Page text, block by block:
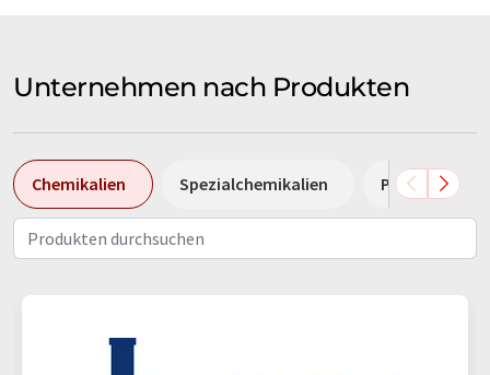
Unternehmen nach Produkten
Chemikalien Spezialchemikalien Pumpen